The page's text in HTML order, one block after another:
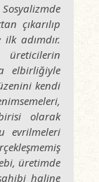
çıkarılıp
adımdır.
üreticilerin
elbirliğiyle
kendi
olarak
evrilmeleri
üretimde
haline